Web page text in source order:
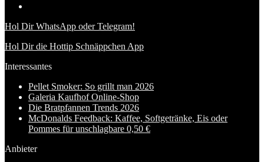
Hol Dir WhatsApp oder Telegram!
Hol Dir die Hottip Schnäppchen App
Interessantes
Pellet Smoker: So grillt man 2026
Galeria Kaufhof Online-Shop
Die Bratpfannen Trends 2026
McDonalds Feedback: Kaffee, Softgetränke, Eis oder
Pommes für unschlagbare 0,50 €
Anbieter